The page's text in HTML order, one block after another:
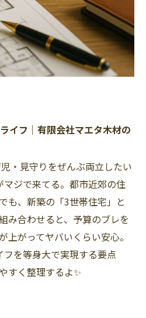
イフ｜有限会社マエタ木材の
・見守りをぜんぶ両立したい
ジで来てる。都市近郊の住
も、新築の「3世帯住宅」と
み合わせると、予算のブレを
上がってヤバいくらい安心。
を等身大で実現する要点
すく整理するよ✨